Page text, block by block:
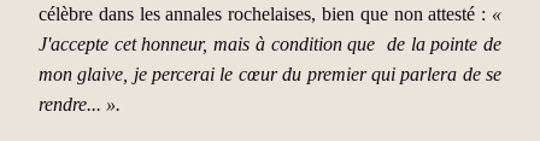
célèbre dans les annales rochelaises, bien que non attesté : «
J'accepte cet honneur, mais à condition que de la pointe de
mon glaive, je percerai le cœur du premier qui parlera de se
rendre... ».